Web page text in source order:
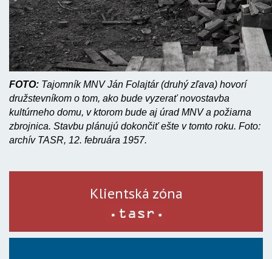
FOTO: Tajomník MNV Ján Folajtár (druhý zľava) hovorí
družstevníkom o tom, ako bude vyzerať novostavba
kultúrneho domu, v ktorom bude aj úrad MNV a požiarna
zbrojnica. Stavbu plánujú dokončiť ešte v tomto roku. Foto:
archív TASR, 12. februára 1957.
Klientská zóna